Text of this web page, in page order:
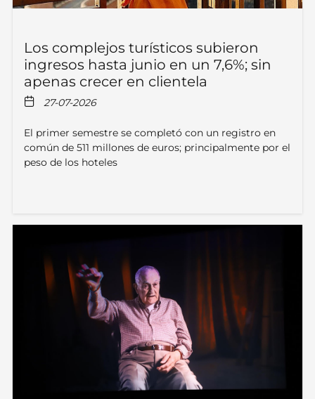
Los complejos turísticos subieron
ingresos hasta junio en un 7,6%; sin
apenas crecer en clientela
27-07-2026
El primer semestre se completó con un registro en
común de 511 millones de euros; principalmente por el
peso de los hoteles